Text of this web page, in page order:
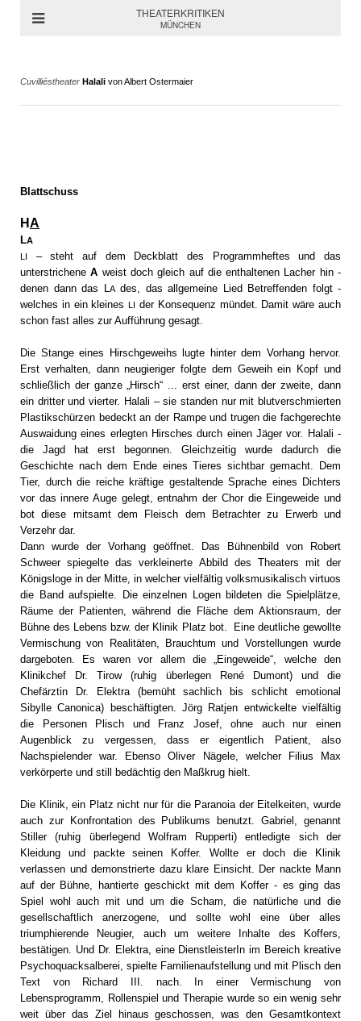
THEATERKRITIKEN
MÜNCHEN
Cuvilliéstheater Halali von Albert Ostermaier
Blattschuss
HA
LA
LI
– steht auf dem Deckblatt des Programmheftes und das
unterstricheneA weist doch gleich auf die enthaltenen Lacher hin -
denen dann das LAdes, das allgemeine Lied Betreffenden folgt -
welches in ein kleinesLI der Konsequenz mündet. Damit wäre auch
schon fast alles zur Aufführung gesagt.
Die Stange eines Hirschgeweihs lugte hinter dem Vorhang hervor.
Erst verhalten, dann neugieriger folgte dem Geweih ein Kopf und
schließlich der ganze „Hirsch“ ... erst einer, dann der zweite, dann
ein dritter und vierter. Halali – sie standen nur mit blutverschmierten
Plastikschürzen bedeckt an der Rampe und trugen die fachgerechte
Auswaidung eines erlegten Hirsches durch einen Jäger vor. Halali -
die Jagd hat erst begonnen. Gleichzeitig wurde dadurch die
Geschichte nach dem Ende eines Tieres sichtbar gemacht. Dem
Tier, durch die reiche kräftige gestaltende Sprache eines Dichters
vor das innere Auge gelegt, entnahm der Chor die Eingeweide und
bot diese mitsamt dem Fleisch dem Betrachter zu Erwerb und
Verzehr dar.
Dann wurde der Vorhang geöffnet. Das Bühnenbild von Robert
Schweer spiegelte das verkleinerte Abbild des Theaters mit der
Königsloge in der Mitte, in welcher vielfältig volksmusikalisch virtuos
die Band aufspielte. Die einzelnen Logen bildeten die Spielplätze,
Räume der Patienten, während die Fläche dem Aktionsraum, der
Bühne des Lebens bzw. der Klinik Platz bot. Eine deutliche gewollte
Vermischung von Realitäten, Brauchtum und Vorstellungen wurde
dargeboten. Es waren vor allem die „Eingeweide“, welche den
Klinikchef Dr. Tirow (ruhig überlegen René Dumont) und die
Chefärztin Dr. Elektra (bemüht sachlich bis schlicht emotional
Sibylle Canonica) beschäftigten. Jörg Ratjen entwickelte vielfältig
die Personen Plisch und Franz Josef, ohne auch nur einen
Augenblick zu vergessen, dass er eigentlich Patient, also
Nachspielender war. Ebenso Oliver Nägele, welcher Filius Max
verkörperte und still bedächtig den Maßkrug hielt.
Die Klinik, ein Platz nicht nur für die Paranoia der Eitelkeiten, wurde
auch zur Konfrontation des Publikums benutzt. Gabriel, genannt
Stiller (ruhig überlegend Wolfram Rupperti) entledigte sich der
Kleidung und packte seinen Koffer. Wollte er doch die Klinik
verlassen und demonstrierte dazu klare Einsicht. Der nackte Mann
auf der Bühne, hantierte geschickt mit dem Koffer - es ging das
Spiel wohl auch mit und um die Scham, die natürliche und die
gesellschaftlich anerzogene, und sollte wohl eine über alles
triumphierende Neugier, auch um weitere Inhalte des Koffers,
bestätigen. Und Dr. Elektra, eine DienstleisterIn im Bereich kreative
Psychoquacksalberei, spielte Familienaufstellung und mit Plisch den
Text von Richard III. nach. In einer Vermischung von
Lebensprogramm, Rollenspiel und Therapie wurde so ein wenig sehr
weit über das Ziel hinaus geschossen, was den Gesamtkontext